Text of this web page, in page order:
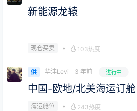
新能源龙辕
现仓买卖 • 103热度
供 华沣Levi 3 年前 进行中
中国-欧地/北美海运订舱
海运舱位 • 243热度